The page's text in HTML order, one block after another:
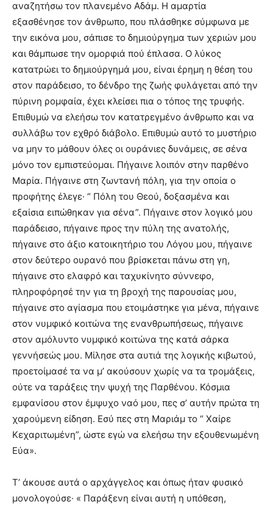
αναζητήσω τον πλανεμένο Αδάμ. Η αμαρτία
εξασθένησε τον άνθρωπο, που πλάσθηκε σύμφωνα με
την εικόνα μου, σάπισε το δημιούργημα των χεριών μου
και θάμπωσε την ομορφιά πού έπλασα. Ο λύκος
κατατρώει το δημιούργημά μου, είναι έρημη η θέση του
στον παράδεισο, το δένδρο της ζωής φυλάγεται από την
πύρινη ρομφαία, έχει κλείσει πια ο τόπος της τρυφής.
Επιθυμώ να ελεήσω τον κατατρεγμένο άνθρωπο και να
συλλάβω τον εχθρό διάβολο. Επιθυμώ αυτό το μυστήριο
να μην το μάθουν όλες οι ουράνιες δυνάμεις, σε σένα
μόνο τον εμπιστεύομαι. Πήγαινε λοιπόν στην παρθένο
Μαρία. Πήγαινε στη ζωντανή πόλη, για την οποία ο
προφήτης έλεγε· “ Πόλη του Θεού, δοξασμένα και
εξαίσια ειπώθηκαν για σένα”. Πήγαινε στον λογικό μου
παράδεισο, πήγαινε προς την πύλη της ανατολής,
πήγαινε στο άξιο κατοικητήριο του Λόγου μου, πήγαινε
στον δεύτερο ουρανό που βρίσκεται πάνω στη γη,
πήγαινε στο ελαφρό και ταχυκίνητο σύννεφο,
πληροφόρησέ την για τη βροχή της παρουσίας μου,
πήγαινε στο αγίασμα που ετοιμάστηκε για μένα, πήγαινε
στον νυμφικό κοιτώνα της ενανθρωπήσεως, πήγαινε
στον αμόλυντο νυμφικό κοιτώνα της κατά σάρκα
γεννήσεώς μου. Μίλησε στα αυτιά της λογικής κιβωτού,
προετοίμασέ τα να μ’ ακούσουν χωρίς να τα τρομάξεις,
ούτε να ταράξεις την ψυχή της Παρθένου. Κόσμια
εμφανίσου στον έμψυχο ναό μου, πες σ’ αυτήν πρώτα τη
χαρούμενη είδηση. Εσύ πες στη Μαριάμ το “ Χαίρε
Κεχαριτωμένη”, ώστε εγώ να ελεήσω την εξουθενωμένη
Εύα».
Τ’ άκουσε αυτά ο αρχάγγελος και όπως ήταν φυσικό
μονολογούσε· « Παράξενη είναι αυτή η υπόθεση,